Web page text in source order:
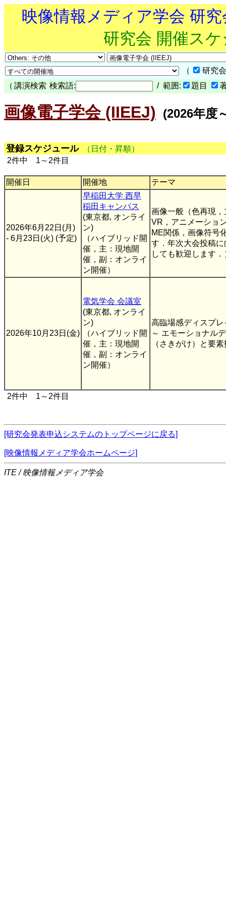
映像情報メディア学会 研
研究会 開催ス
（
研究
（ 講演検索 検索語: / 範囲: 題目
画像電子学会 (IIEEJ) (2026年度
登録スケジュール
（日付・昇順）
2件中 1～2件目
開催日 開催地 テーマ
2026年6月22日(月)
- 6月23日(火) (予定)
早稲田大学 西早
稲田キャンパス
(東京都, オンライ
ン)
（ハイブリッド開
催，主：現地開
催，副：オンライ
ン開催）
画像一般（色再現
VR，アニメーショ
ME関係，画像符号
す．年次大会投稿
しても歓迎します．
2026年10月23日(金)
電気学会 会議室
(東京都, オンライ
ン)
（ハイブリッド開
催，主：現地開
催，副：オンライ
ン開催）
高臨場感ディスプ
～ エモーショナル
（さきがけ）と要
2件中 1～2件目
[研究会発表申込システムのトップページに戻る]
[映像情報メディア学会ホームページ]
ITE / 映像情報メディア学会